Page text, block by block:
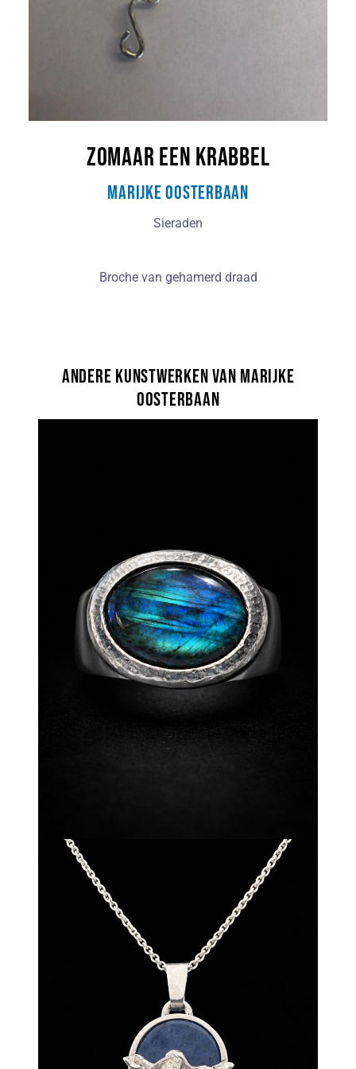
Zomaar een krabbel
Marijke Oosterbaan
Sieraden
Broche van gehamerd draad
Andere kunstwerken van Marijke
Oosterbaan